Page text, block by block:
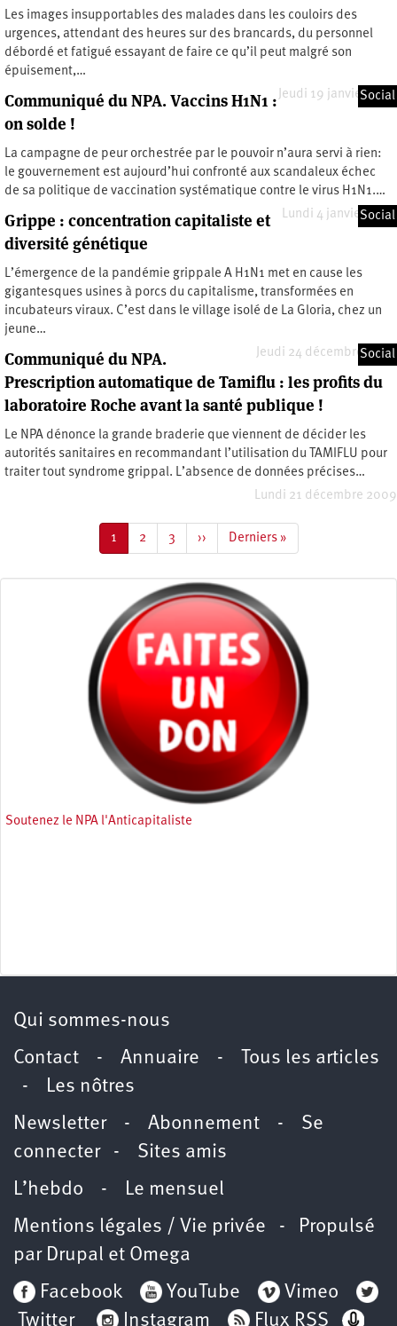
Les images insupportables des malades dans les couloirs des
urgences, attendant des heures sur des brancards, du personnel
débordé et fatigué essayant de faire ce qu’il peut malgré son
épuisement,…
Jeudi 19 janvier 2017
Social
Communiqué du NPA. Vaccins H1N1 :
on solde !
La campagne de peur orchestrée par le pouvoir n’aura servi à rien:
le gouvernement est aujourd’hui confronté aux scandaleux échec
de sa politique de vaccination systématique contre le virus H1N1.…
Lundi 4 janvier 2010
Social
Grippe : concentration capitaliste et
diversité génétique
L’émergence de la pandémie grippale A H1N1 met en cause les
gigantesques usines à porcs du capitalisme, transformées en
incubateurs viraux. C’est dans le village isolé de La Gloria, chez un
jeune…
Jeudi 24 décembre 2009
Social
Communiqué du NPA.
Prescription automatique de Tamiflu : les profits du
laboratoire Roche avant la santé publique !
Le NPA dénonce la grande braderie que viennent de décider les
autorités sanitaires en recommandant l’utilisation du TAMIFLU pour
traiter tout syndrome grippal. L’absence de données précises…
Lundi 21 décembre 2009
Page
courante
1 Page
2 Page
3
Page
suivante
››
Dernière
page
Derniers »
Soutenez le NPA l'Anticapitaliste
Qui sommes-nous
Contact - Annuaire -
Tous les articles
- Les nôtres
Newsletter- Abonnement - Se
connecter- Sites amis
L’hebdo - Le mensuel
Mentions légales / Vie privée - Propulsé
par Drupal et Omega
Facebook
YouTube
Vimeo
Twitter
Instagram Flux RSS